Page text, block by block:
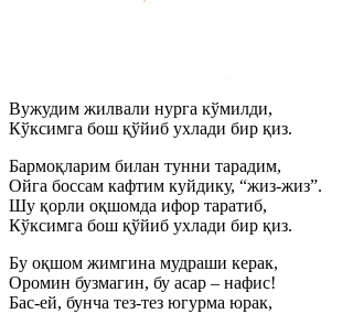
Вужудим жилвали нурга кўмилди,
Кўксимга бош қўйиб ухлади бир қиз.
Бармоқларим билан тунни тарадим,
Ойга боссам кафтим куйдику, “жиз-жиз”.
Шу қорли оқшомда ифор таратиб,
Кўксимга бош қўйиб ухлади бир қиз.
Бу оқшом жимгина мудраши керак,
Оромин бузмагин, бу асар – нафис!
Бас-ей, бунча тез-тез югурма юрак,